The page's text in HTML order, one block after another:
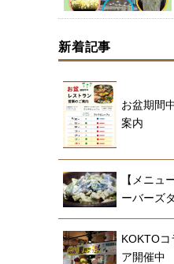
新着記事
お盆期間
案内
【メニュ
ーバーズ
KOKTOコ
ア開催中